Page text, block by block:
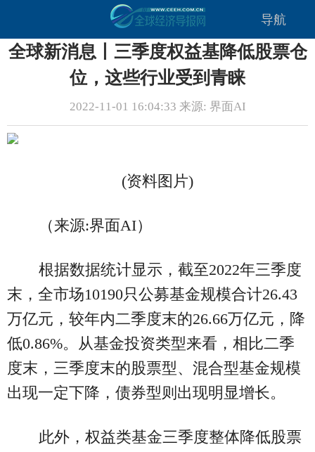
导航
全球新消息丨三季度权益基降低股票仓
位，这些行业受到青睐
2022-11-01 16:04:33 来源: 界面AI
(资料图片)
（来源:界面AI）
根据数据统计显示，截至2022年三季度
末，全市场10190只公募基金规模合计26.43
万亿元，较年内二季度末的26.66万亿元，降
低0.86%。从基金投资类型来看，相比二季
度末，三季度末的股票型、混合型基金规模
出现一定下降，债券型则出现明显增长。
此外，权益类基金三季度整体降低股票